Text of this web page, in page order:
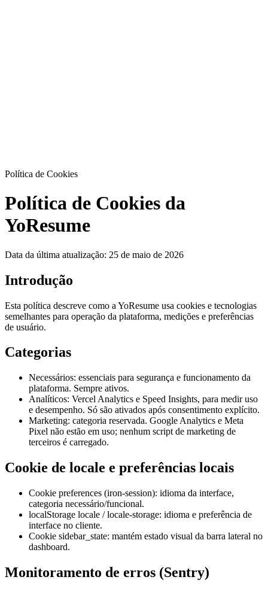
Política de Cookies
Política de Cookies da
YoResume
Data da última atualização: 25 de maio de 2026
Introdução
Esta política descreve como a YoResume usa cookies e tecnologias
semelhantes para operação da plataforma, medições e preferências
de usuário.
Categorias
Necessários: essenciais para segurança e funcionamento da
plataforma. Sempre ativos.
Analíticos: Vercel Analytics e Speed Insights, para medir uso
e desempenho. Só são ativados após consentimento explícito.
Marketing: categoria reservada. Google Analytics e Meta
Pixel não estão em uso; nenhum script de marketing de
terceiros é carregado.
Cookie de locale e preferências locais
Cookie preferences (iron-session): idioma da interface,
categoria necessário/funcional.
localStorage locale / locale-storage: idioma e preferência de
interface no cliente.
Cookie sidebar_state: mantém estado visual da barra lateral no
dashboard.
Monitoramento de erros (Sentry)